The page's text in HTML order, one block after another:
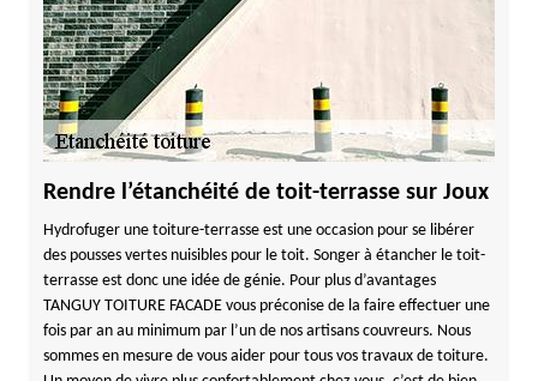
Rendre l’étanchéité de toit-terrasse sur Joux
Hydrofuger une toiture-terrasse est une occasion pour se libérer
des pousses vertes nuisibles pour le toit. Songer à étancher le toit-
terrasse est donc une idée de génie. Pour plus d’avantages
TANGUY TOITURE FACADE vous préconise de la faire effectuer une
fois par an au minimum par l’un de nos artisans couvreurs. Nous
sommes en mesure de vous aider pour tous vos travaux de toiture.